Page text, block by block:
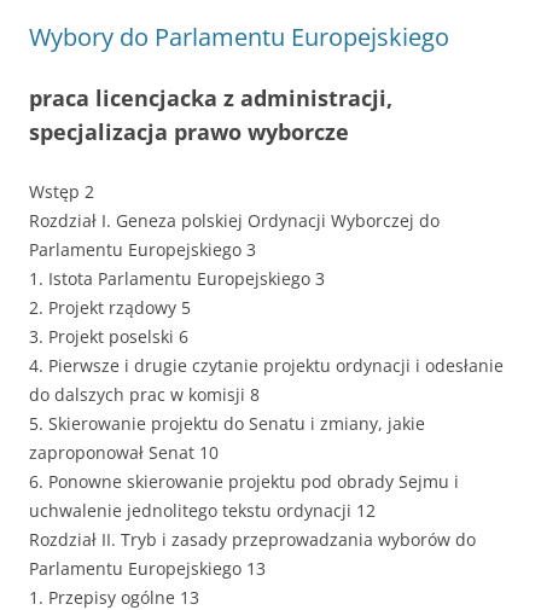
Wybory do Parlamentu Europejskiego
praca licencjacka z administracji,
specjalizacja prawo wyborcze
Wstęp 2
Rozdział I. Geneza polskiej Ordynacji Wyborczej do
Parlamentu Europejskiego 3
1. Istota Parlamentu Europejskiego 3
2. Projekt rządowy 5
3. Projekt poselski 6
4. Pierwsze i drugie czytanie projektu ordynacji i odesłanie
do dalszych prac w komisji 8
5. Skierowanie projektu do Senatu i zmiany, jakie
zaproponował Senat 10
6. Ponowne skierowanie projektu pod obrady Sejmu i
uchwalenie jednolitego tekstu ordynacji 12
Rozdział II. Tryb i zasady przeprowadzania wyborów do
Parlamentu Europejskiego 13
1. Przepisy ogólne 13